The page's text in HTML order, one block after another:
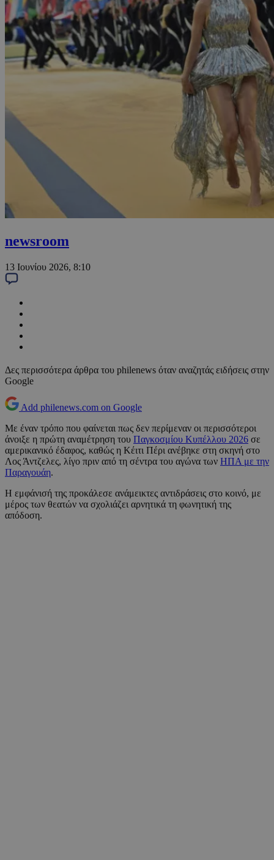
newsroom
13 Ιουνίου 2026, 8:10
Δες περισσότερα άρθρα του philenews όταν αναζητάς ειδήσεις στην
Google
Add philenews.com on Google
Με έναν τρόπο που φαίνεται πως δεν περίμεναν οι περισσότεροι
άνοιξε η πρώτη αναμέτρηση του Παγκοσμίου Κυπέλλου 2026 σε
αμερικανικό έδαφος, καθώς η Κέιτι Πέρι ανέβηκε στη σκηνή στο
Λος Άντζελες, λίγο πριν από τη σέντρα του αγώνα των ΗΠΑ με την
Παραγουάη.
Η εμφάνισή της προκάλεσε ανάμεικτες αντιδράσεις στο κοινό, με
μέρος των θεατών να σχολιάζει αρνητικά τη φωνητική της
απόδοση.